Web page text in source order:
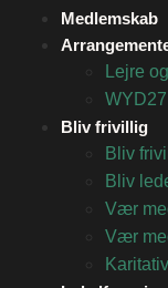
Medlemskab
Lejre
WYD27
Bliv frivillig
Bliv
Bliv
Vær
Vær